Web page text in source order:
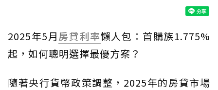
2025年5月房貸利率懶人包：首購族1.775%
起，如何聰明選擇最優方案？
隨著央行貨幣政策調整，2025年的房貸市場